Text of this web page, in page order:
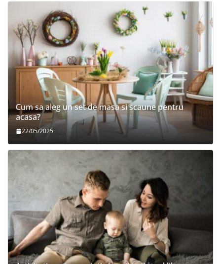
Cum sa aleg un set de masa si scaune pentru
acasa?
22/05/2025